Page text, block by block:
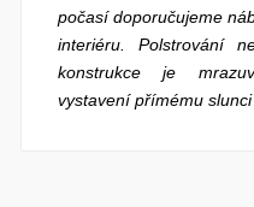
počasí doporučujeme
interiéru. Polstrování
konstrukce je
vystavení přímému